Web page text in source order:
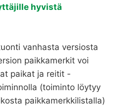
hyvistä
vanhasta versiosta
paikkamerkit voi
paikat ja reitit -
(toiminto löytyy
paikkamerkkilistalla)